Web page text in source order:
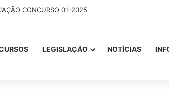
CONCURSO 01-2025
LEGISLAÇÃO NOTÍCIAS